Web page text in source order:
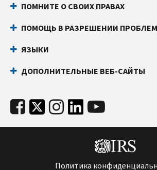
ПОМНИТЕ О СВОИХ ПРАВАХ
ПОМОЩЬ В РАЗРЕШЕНИИ
ЯЗЫКИ
ДОПОЛНИТЕЛЬНЫЕ ВЕБ-САЙТЫ
Политика